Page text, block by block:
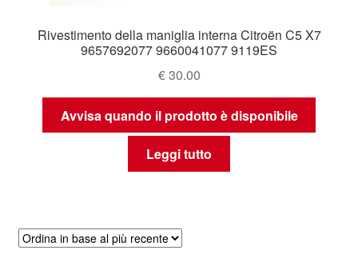
Rivestimento della maniglia interna Citroën C5 X7
9657692077 9660041077 9119ES
€30.00
Avvisa quando il prodotto è disponibile
Leggi tutto